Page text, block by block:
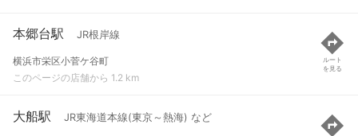
本郷台駅 JR根岸線
横浜市栄区小菅ケ谷町
このページの店舗から 1.2 km
ルート
を見る
大船駅 JR東海道本線(東京～熱海) など